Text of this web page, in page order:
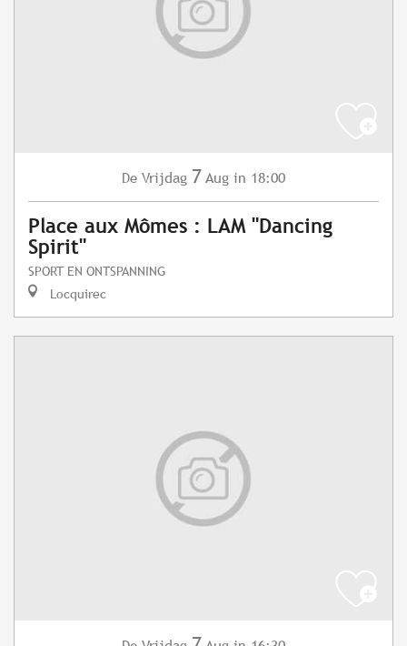
De Vrijdag 7 Aug in 18:00
Place aux Mômes : LAM "Dancing
Spirit"
SPORT EN ONTSPANNING
Locquirec